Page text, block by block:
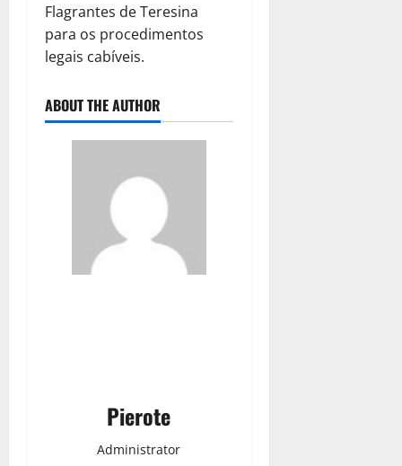
Flagrantes de Teresina
para os procedimentos
legais cabíveis.
ABOUT THE AUTHOR
Pierote
Administrator